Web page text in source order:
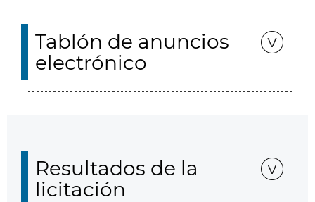
Tablón de anuncios
electrónico
Resultados de la
licitación